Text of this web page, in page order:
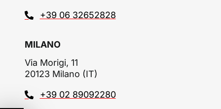
+39 06 32652828
MILANO
Via Morigi, 11
20123 Milano (IT)
+39 02 89092280